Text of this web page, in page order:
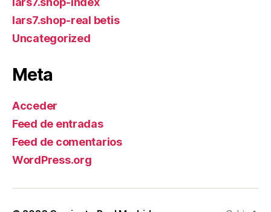
lars7.shop-real betis
Uncategorized
Meta
Acceder
Feed de entradas
Feed de comentarios
WordPress.org